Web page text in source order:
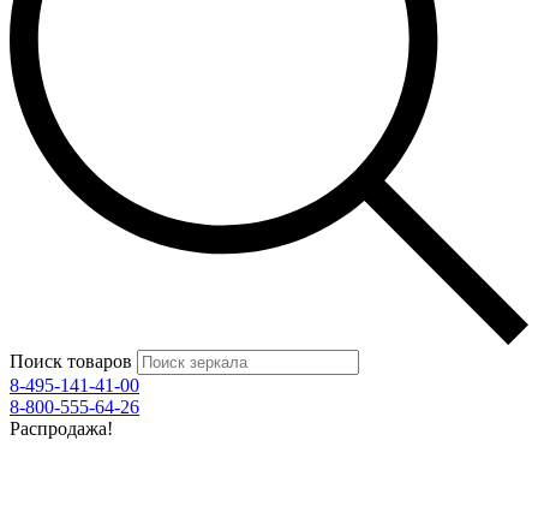
Поиск товаров
8-495-141-41-00
8-800-555-64-26
Распродажа!